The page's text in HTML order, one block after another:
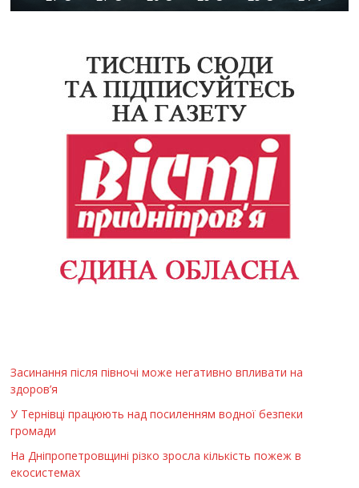
Засинання після півночі може негативно впливати на
здоров’я
У Тернівці працюють над посиленням водної безпеки
громади
На Дніпропетровщині різко зросла кількість пожеж в
екосистемах